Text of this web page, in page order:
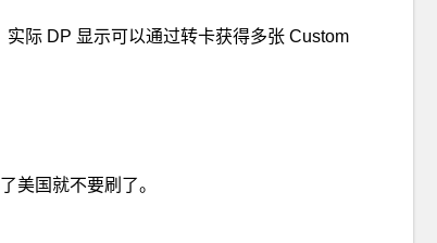
际 DP 显示可以通过转卡获得多张 Custom
美国就不要刷了。